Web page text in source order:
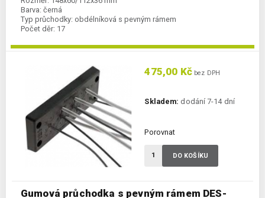
Barva: černá
Typ průchodky: obdélníková s pevným rámem
Počet děr: 17
Gumová průchodka s pevným rámem DES-
475,00 Kč bez DPH
Skladem: dodání 7-14 dní
Porovnat
DO KOŠÍKU